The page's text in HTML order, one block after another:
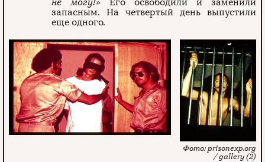
не могу!» Его освободили и заменили
запасным. На четвертый день выпустили
еще одного.
prisonexp.org
/ gallery (2)